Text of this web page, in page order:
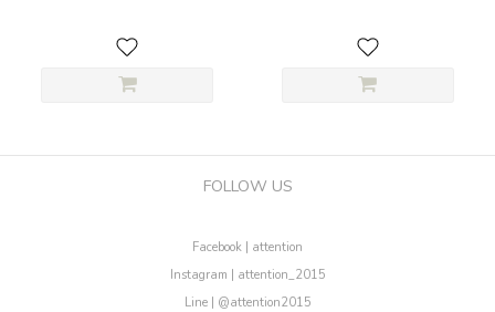
FOLLOW US
Facebook | attention
Instagram | attention_2015
Line | @attention2015